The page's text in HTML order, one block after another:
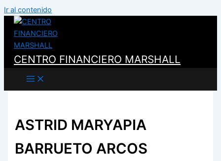
Ir al contenido
CENTRO FINANCIERO MARSHALL
ASTRID MARYAPIA
BARRUETO ARCOS